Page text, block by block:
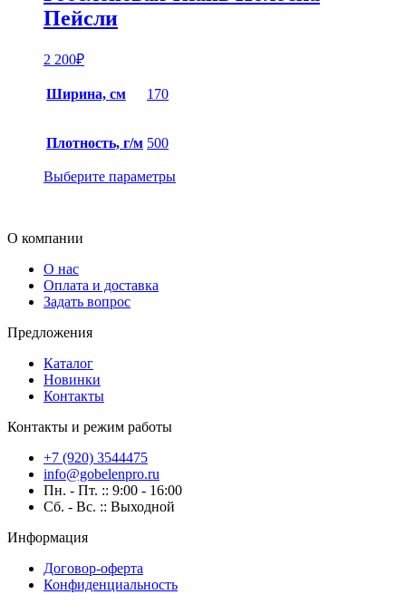
Пейсли
2 200₽
Ширина, см 170
Плотность, г/м 500
Выберите параметры
О компании
О нас
Оплата и доставка
Задать вопрос
Предложения
Каталог
Новинки
Контакты
Контакты и режим работы
+7 (920) 3544475
info@gobelenpro.ru
Пн. - Пт. :: 9:00 - 16:00
Сб. - Вс. :: Выходной
Информация
Договор-оферта
Конфиденциальность